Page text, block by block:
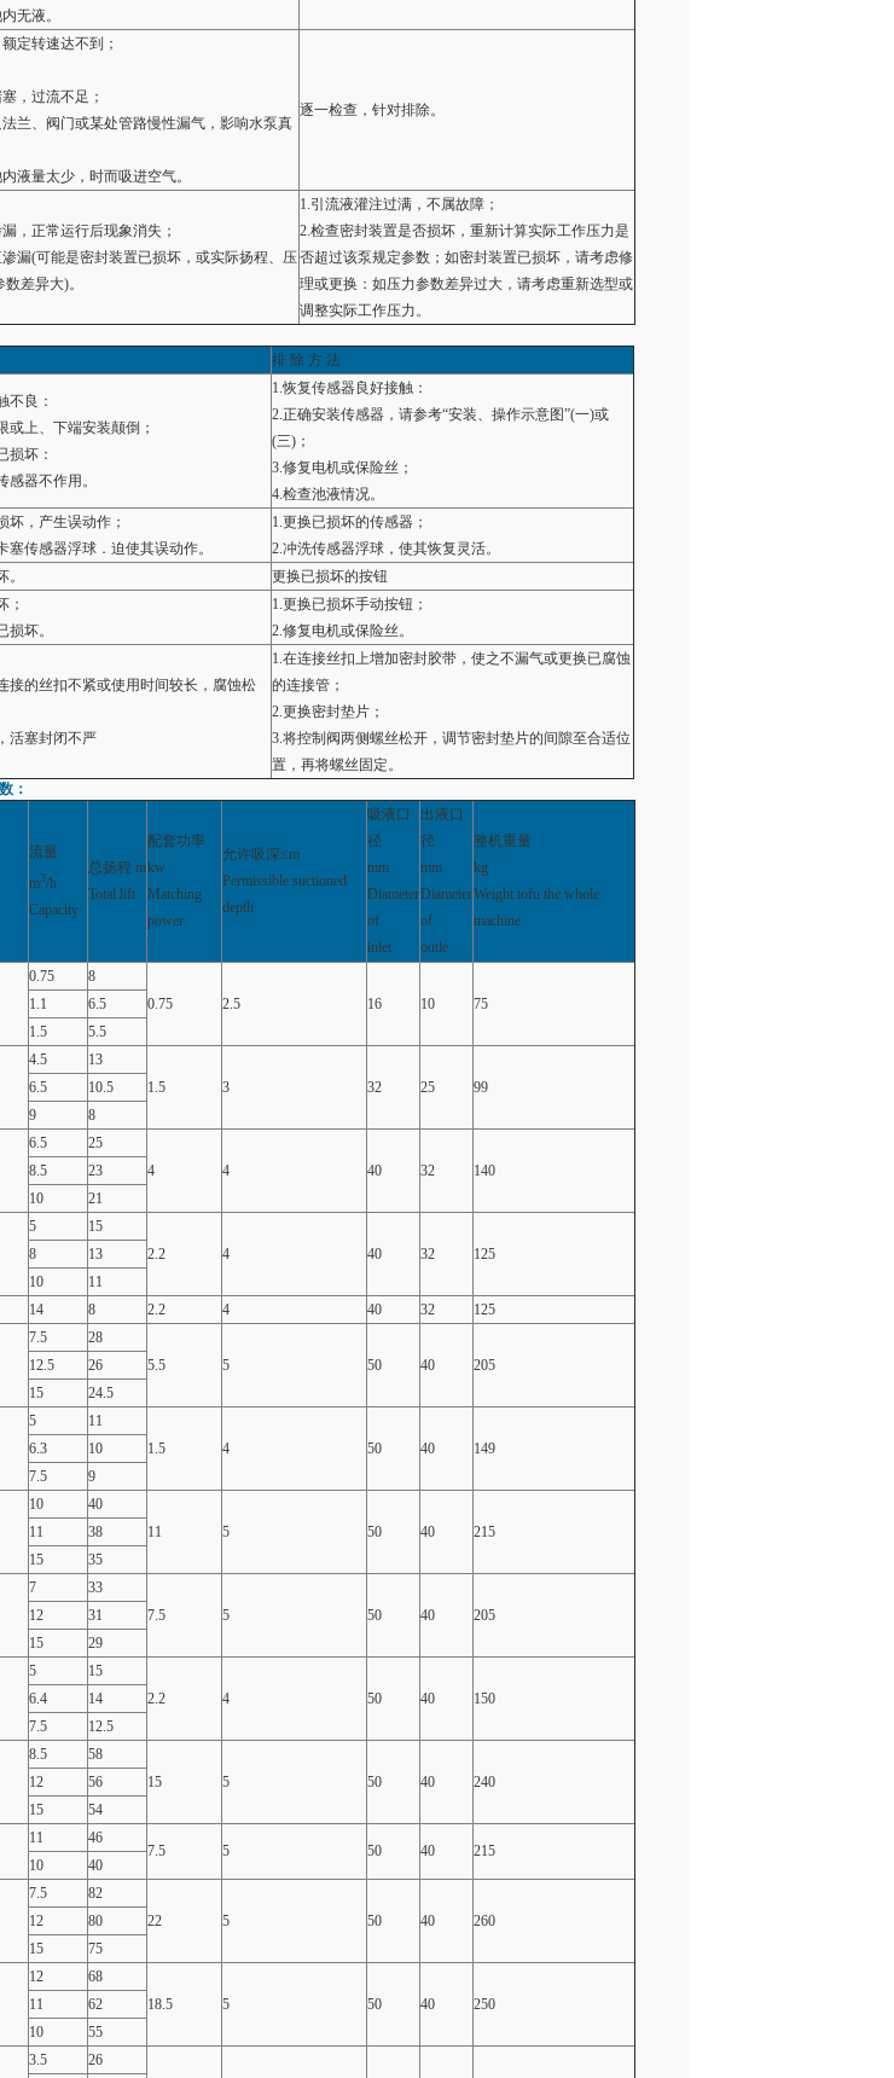
无液。
定转速达不到；
，过流不足；
兰、阀门或某处管路慢性漏气，影响水泵真
液量太少，时而吸进空气。
逐一检查，针对排除。
，正常运行后现象消失；
漏(可能是密封装置已损坏，或实际扬程、压
差异大)。
1.引流液灌注过满，不属故障；
2.检查密封装置是否损坏，重新计算实际工作压力是
否超过该泵规定参数；如密封装置已损坏，请考虑修
理或更换：如压力参数差异过大，请考虑重新选型或
调整实际工作压力。
排 除 方 法
不良：
或上、下端安装颠倒；
损坏：
感器不作用。
1.恢复传感器良好接触：
2.正确安装传感器，请参考“安装、操作示意图”(一)或
(三)；
3.修复电机或保险丝；
4.检查池液情况。
坏，产生误动作；
塞传感器浮球．迫使其误动作。
1.更换已损坏的传感器；
2.冲洗传感器浮球，使其恢复灵活。
更换已损坏的按钮
；
损坏。
1.更换已损坏手动按钮；
2.修复电机或保险丝。
接的丝扣不紧或使用时间较长，腐蚀松
活塞封闭不严
1.在连接丝扣上增加密封胶带，使之不漏气或更换已腐蚀
的连接管；
2.更换密封垫片；
3.将控制阀两侧螺丝松开，调节密封垫片的间隙至合适位
置，再将螺丝固定。
：
流量
m3/h
Capacity
总扬程 m
Total lift
配套功率
kw
Matching
power
允许吸深≤m
Permissible suctioned
depth
吸液口
径
mm
Diameter
of
inlet
出液口
径
mm
Diameter
of
outle
整机重量
kg
Weight tofu the whole
machine
0.75
8
0.75
2.5 16 10 75
1.1
6.5
1.5
5.5
4.5
13
1.5
3 32 25 99
6.5
10.5
9
8
6.5
25
4
4 40 32 140
8.5
23
10
21
5
15
2.2
4 40 32 125
8
13
10
11
14 8 2.2 4 40 32 125
7.5
28
5.5
5 50 40 205
12.5
26
15
24.5
5
11
1.5
4 50 40 149
6.3
10
7.5
9
10
40
11
5 50 40 215
11
38
15
35
7
33
7.5
5 50 40 205
12
31
15
29
5
15
2.2
4 50 40 150
6.4
14
7.5
12.5
8.5
58
15
5 50 40 240
12
56
15
54
11 46
7.5 5 50 40
215
10
40
7.5
82
22
5 50 40 260
12
80
15
75
12
68
18.5
5 50 40 250
11
62
10
55
3.5
26